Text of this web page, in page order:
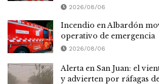
2026/08/06
Incendio en Albardón
operativo de emergencia
2026/08/06
Alerta en San Juan: el
y advierten por ráfagas